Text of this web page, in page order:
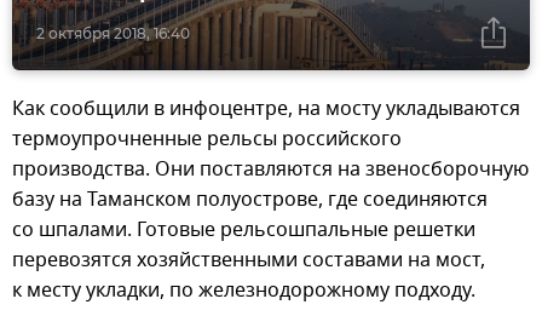
2 октября 2018, 16:40
Как сообщили в инфоцентре, на мосту укладываются
термоупрочненные рельсы российского
производства. Они поставляются на звеносборочную
базу на Таманском полуострове, где соединяются
со шпалами. Готовые рельсошпальные решетки
перевозятся хозяйственными составами на мост,
к месту укладки, по железнодорожному подходу.